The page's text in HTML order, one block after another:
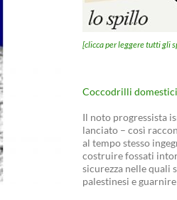
[clicca per leggere tutti gli
Coccodrilli domestici
Il noto progressista
lanciato – così
al tempo stesso
costruire fossati
sicurezza nelle quali
palestinesi e